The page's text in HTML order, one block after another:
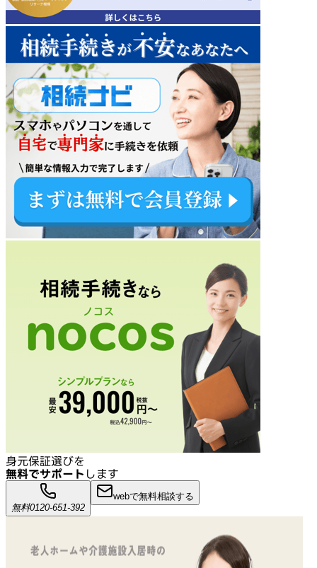
身元保証選びを
無料でサポート します
無料0120-651-392
webで無料相談する